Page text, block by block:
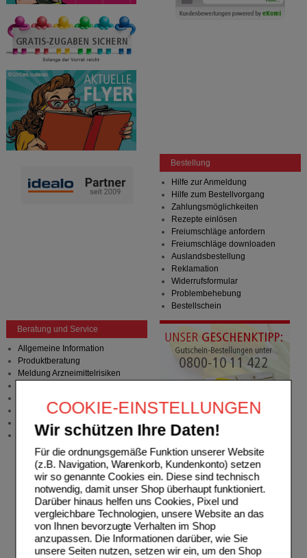
COOKIE-EINSTELLUNGEN
Wir schützen Ihre Daten!
Für die ordnungsgemäße Funktion unserer Website
(z.B. Navigation, Warenkorb, Kundenkonto) setzen
wir so genannte Cookies ein. Diese sind technisch
notwendig, damit unser Shop überhaupt funktioniert.
Darüber hinaus helfen uns Cookies, Pixel und
vergleichbare Technologien, unsere Website an das
von Ihnen bevorzugte Verhalten im Shop
anzupassen. Die Informationen darüber, wie Sie
unsere Seiten nutzen, setzen wir ein, um den Shop
Bestellung
Hilfe zur Anmeldung
Hilfe zum Bestellvorgang
Zahlungsmöglichkeiten
Rezepte einlösen
Freiumschläge anfordern
Freiumschläge downloaden
Auslandsbestellung
Reklamation
Widerrufsformular
Problembehebung
Bestellschein
Beratung und Service
Allgemeine Information
Produktberatung
Meldung Arzneimittelrisiken
Newsletter
Neukundenprämie
Stellenangebote